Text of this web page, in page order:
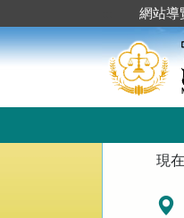
到
主
要
網站導
現